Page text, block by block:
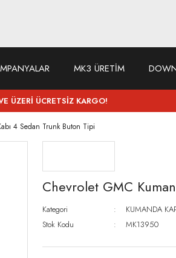
MK3 ÜRETİM
ÜZERİ ÜCRETSİZ KARGO!
4 Sedan Trunk Buton Tipi
Chevrolet GMC
Kategori
KUMANDA
Stok Kodu
MK13950